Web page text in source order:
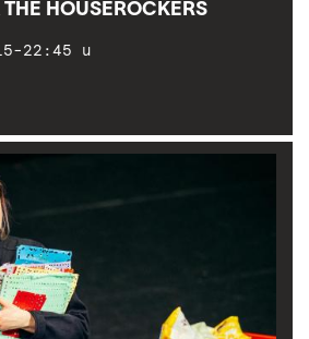
THE HOUSEROCKERS
22:45 u